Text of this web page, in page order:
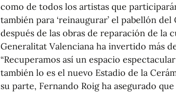
como de todos los artistas que
también para ‘reinaugurar’ el pabellón
después de las obras de reparación de la
Generalitat Valenciana ha invertido más
“Recuperamos así un espacio
también lo es el nuevo Estadio de la
su parte, Fernando Roig ha asegurado